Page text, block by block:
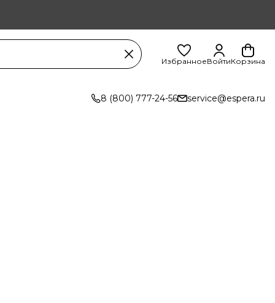
ИзбранноеВойтиКорзина
8 (800) 777-24-56 service@espera.ru